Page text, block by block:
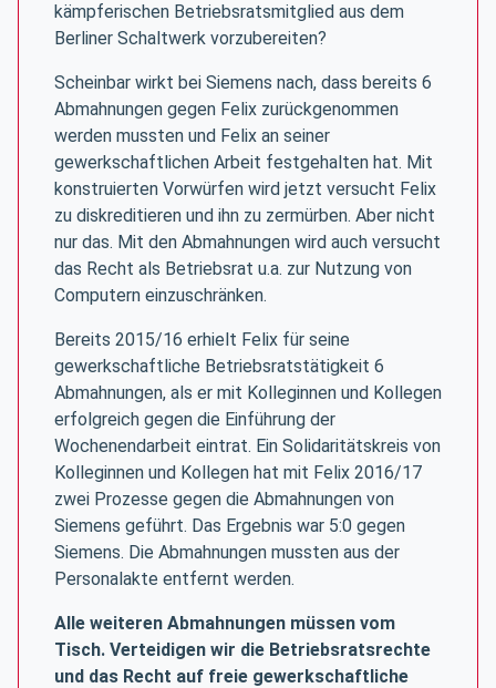
kämpferischen Betriebsratsmitglied aus dem
Berliner Schaltwerk vorzubereiten?
Scheinbar wirkt bei Siemens nach, dass bereits 6
Abmahnungen gegen Felix zurückgenommen
werden mussten und Felix an seiner
gewerkschaftlichen Arbeit festgehalten hat. Mit
konstruierten Vorwürfen wird jetzt versucht Felix
zu diskreditieren und ihn zu zermürben. Aber nicht
nur das. Mit den Abmahnungen wird auch versucht
das Recht als Betriebsrat u.a. zur Nutzung von
Computern einzuschränken.
Bereits 2015/16 erhielt Felix für seine
gewerkschaftliche Betriebsratstätigkeit 6
Abmahnungen, als er mit Kolleginnen und Kollegen
erfolgreich gegen die Einführung der
Wochenendarbeit eintrat. Ein Solidaritätskreis von
Kolleginnen und Kollegen hat mit Felix 2016/17
zwei Prozesse gegen die Abmahnungen von
Siemens geführt. Das Ergebnis war 5:0 gegen
Siemens. Die Abmahnungen mussten aus der
Personalakte entfernt werden.
Alle weiteren Abmahnungen müssen vom
Tisch. Verteidigen wir die Betriebsratsrechte
und das Recht auf freie gewerkschaftliche